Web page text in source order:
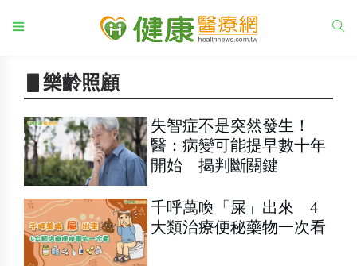
▋樂齡照顧
失智症不是突然發生！
醫：病變可能提早數十年
開始 揭判斷關鍵
千呼萬喚「屎」出來 4
大類治療便秘藥物一次看